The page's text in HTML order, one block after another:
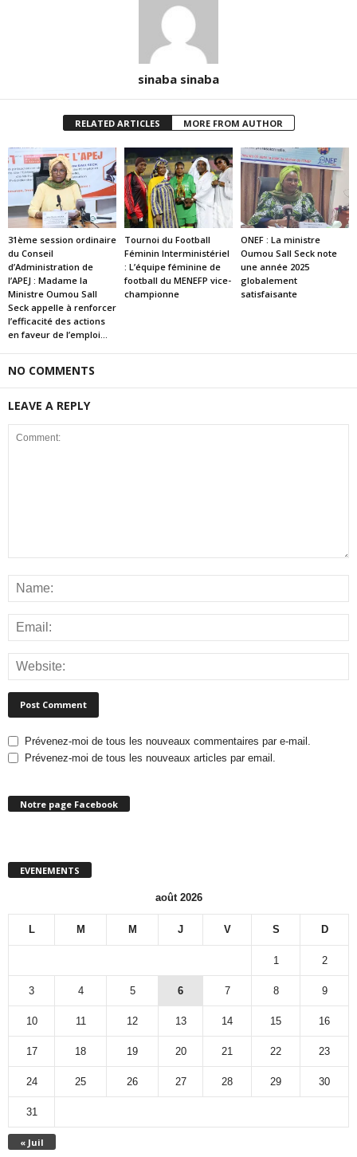
sinaba sinaba
RELATED ARTICLES MORE FROM AUTHOR
31ème session ordinaire
du Conseil
d’Administration de
l’APEJ : Madame la
Ministre Oumou Sall
Seck appelle à renforcer
l’efficacité des actions
en faveur de l’emploi...
Tournoi du Football
Féminin Interministériel
: L’équipe féminine de
football du MENEFP vice-
championne
ONEF : La ministre
Oumou Sall Seck note
une année 2025
globalement
satisfaisante
NO COMMENTS
LEAVE A REPLY
Prévenez-moi de tous les nouveaux commentaires par e-mail.
Prévenez-moi de tous les nouveaux articles par email.
Notre page Facebook
EVENEMENTS
août 2026
L M M J V S D
« Juil
1 2
3 4 5 6 7 8 9
10 11 12 13 14 15 16
17 18 19 20 21 22 23
24 25 26 27 28 29 30
31